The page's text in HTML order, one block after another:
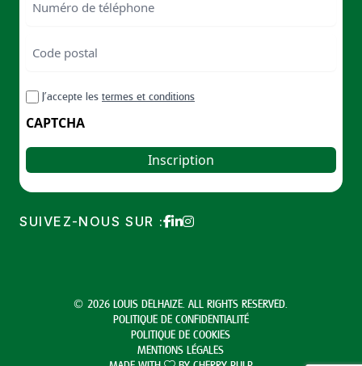
de
postal
postal
RGPDJ’accepte les termes et conditions
CAPTCHA
SUIVEZ-NOUS SUR :
© 2026 LOUIS DELHAIZE. ALL RIGHTS RESERVED.
POLITIQUE DE CONFIDENTIALITÉ
POLITIQUE DE COOKIES
MENTIONS LÉGALES